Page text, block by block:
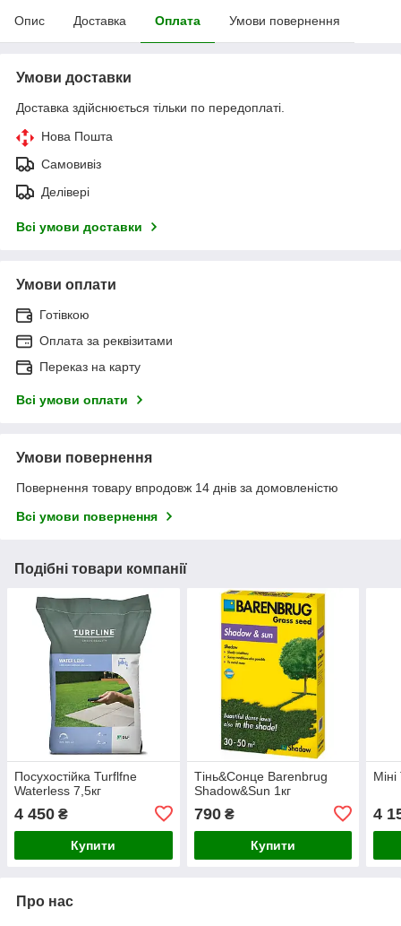
Опис Доставка Оплата Умови повернення
Умови доставки
Доставка здійснюється тільки по передоплаті.
Нова Пошта
Самовивіз
Делівері
Всі умови доставки
Умови оплати
Готівкою
Оплата за реквізитами
Переказ на карту
Всі умови оплати
Умови повернення
Повернення товару впродовж 14 днів за домовленістю
Всі умови повернення
Подібні товари компанії
Посухостійка Turflfne
Waterless 7,5кг
4 450 ₴
Купити
Тінь&Сонце Barenbrug
Shadow&Sun 1кг
790₴
Купити
4
Про нас